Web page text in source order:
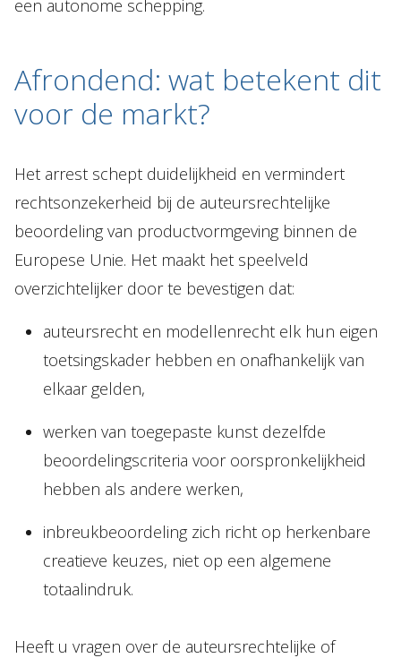
een autonome schepping.
Afrondend: wat betekent dit
voor de markt?
Het arrest schept duidelijkheid en vermindert
rechtsonzekerheid bij de auteursrechtelijke
beoordeling van productvormgeving binnen de
Europese Unie. Het maakt het speelveld
overzichtelijker door te bevestigen dat:
auteursrecht en modellenrecht elk hun eigen
toetsingskader hebben en onafhankelijk van
elkaar gelden,
werken van toegepaste kunst dezelfde
beoordelingscriteria voor oorspronkelijkheid
hebben als andere werken,
inbreukbeoordeling zich richt op herkenbare
creatieve keuzes, niet op een algemene
totaalindruk.
Heeft u vragen over de auteursrechtelijke of